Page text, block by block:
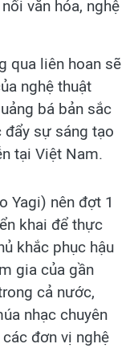
văn hóa, nghệ
qua liên hoan sẽ
nghệ thuật
bá bản sắc
đẩy sự sáng tạo
tại Việt Nam.
Yagi) nên đợt 1
khai để thực
khắc phục hậu
gia của gần
cả nước,
nhạc chuyên
đơn vị nghệ